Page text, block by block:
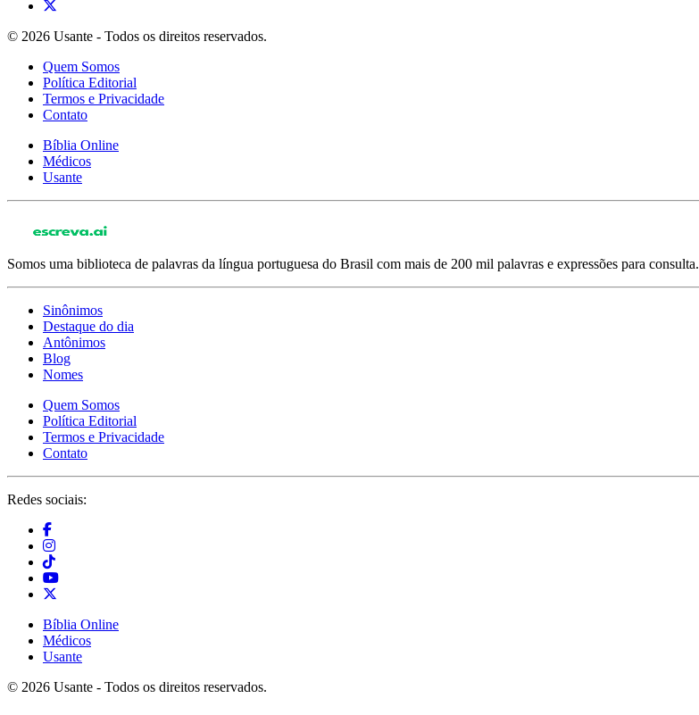
© 2026 Usante - Todos os direitos reservados.
Quem Somos
Política Editorial
Termos e Privacidade
Contato
Bíblia Online
Médicos
Usante
Somos uma biblioteca de palavras da língua portuguesa do Brasil com mais de 200 mil palavras e expressões para consulta.
Sinônimos
Destaque do dia
Antônimos
Blog
Nomes
Quem Somos
Política Editorial
Termos e Privacidade
Contato
Redes sociais:
Bíblia Online
Médicos
Usante
© 2026 Usante - Todos os direitos reservados.